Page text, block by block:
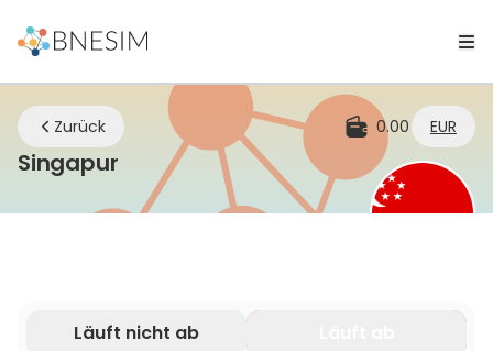
Zurück 0.00 EUR
SingapureSIM | Bleiben Sie überall
Läuft nicht ab